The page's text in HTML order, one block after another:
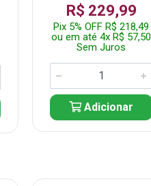
R$ 229,99
Pix 5% OFF R$ 218,49
ou em até 4x R$ 57,50
Sem Juros
Adicionar